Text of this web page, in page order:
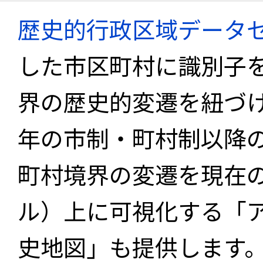
歴史的行政区域データ
した市区町村に識別子
界の歴史的変遷を紐づ
年の市制・町村制以降
町村境界の変遷を現在
ル）上に可視化する「
史地図」も提供します